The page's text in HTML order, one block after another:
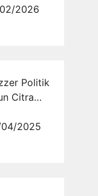
2026
Politik
Citra
2025